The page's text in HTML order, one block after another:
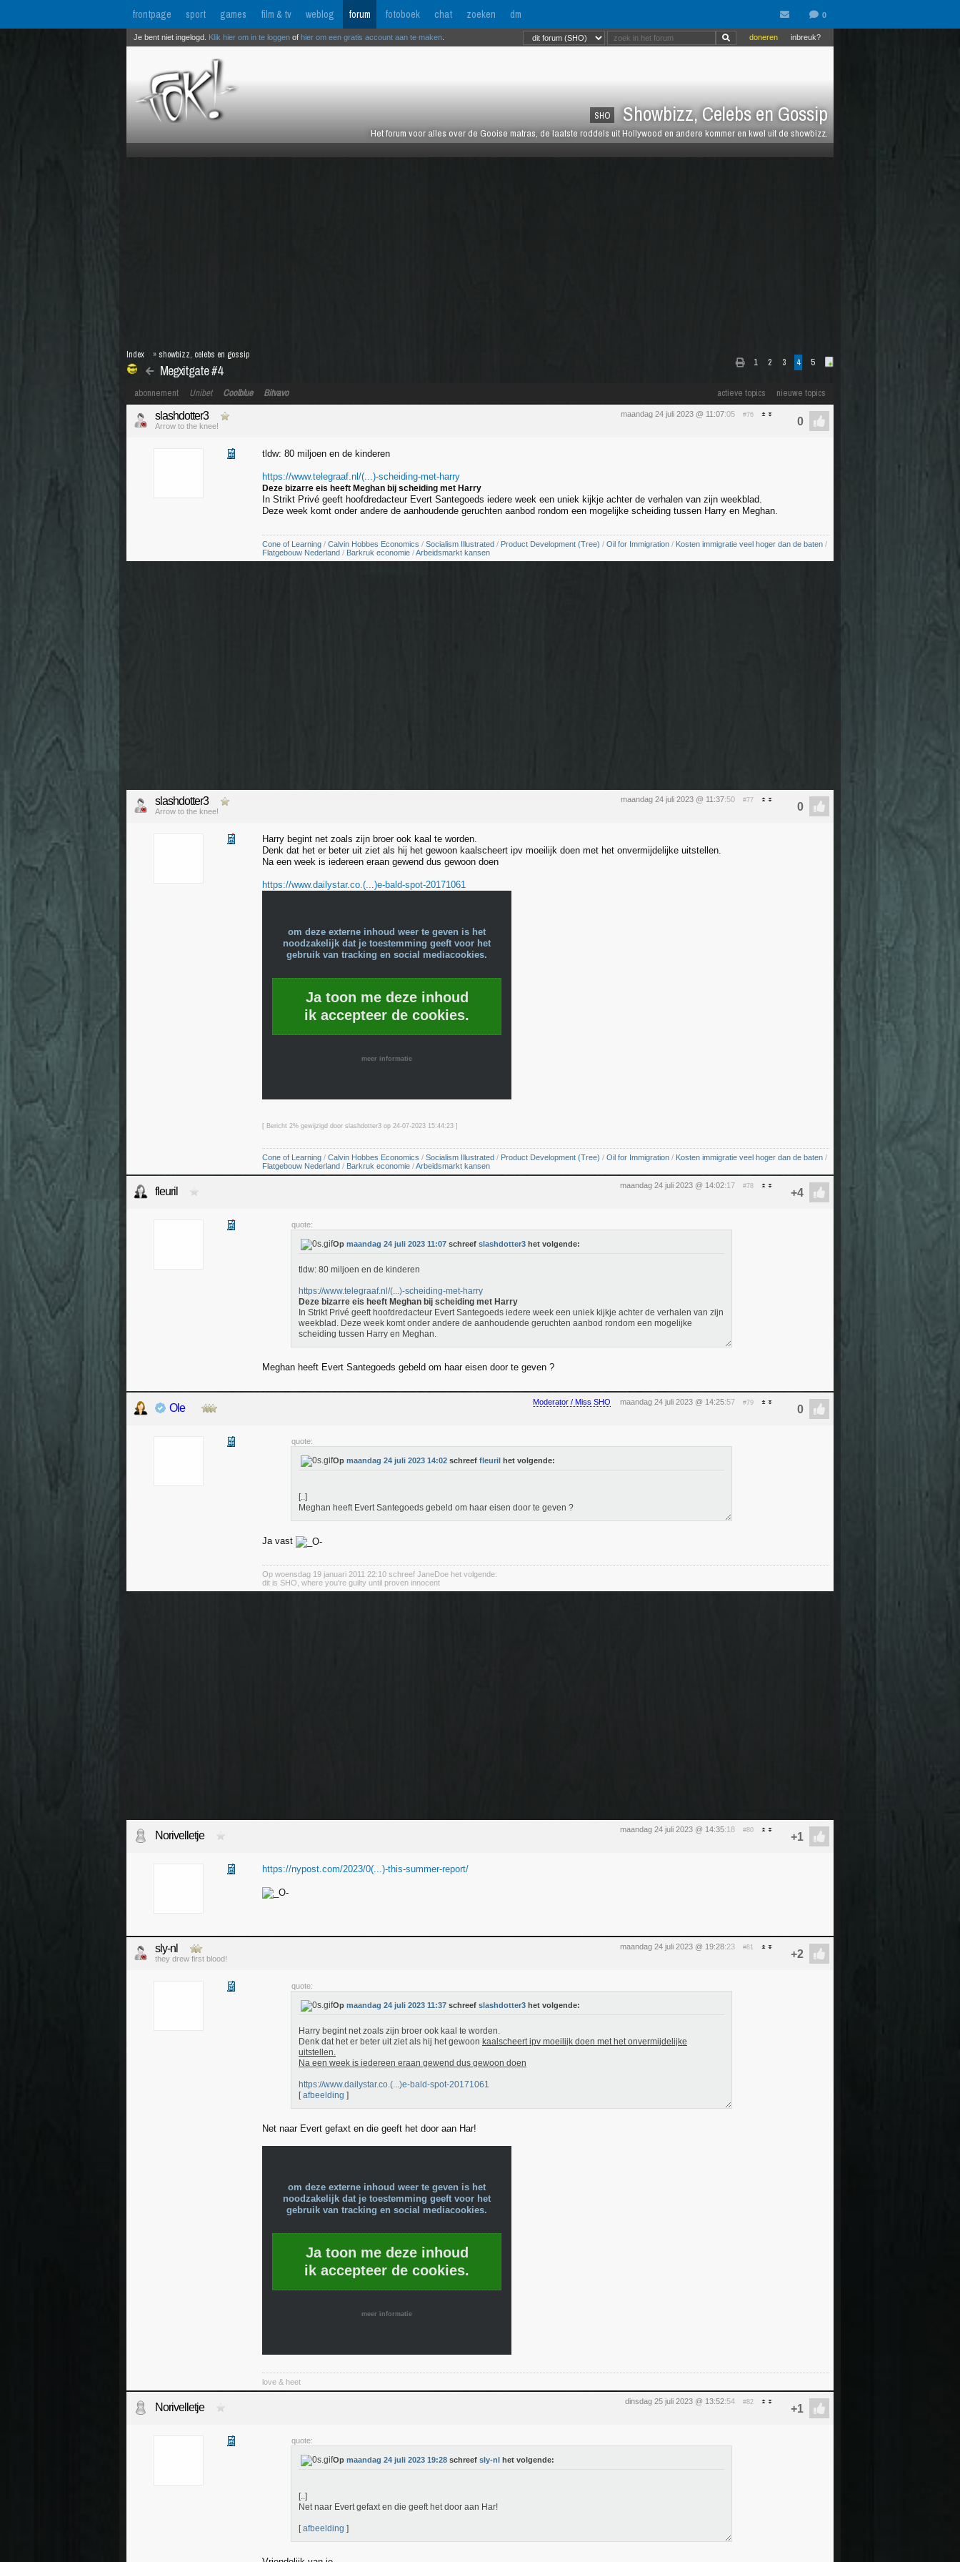
frontpage sport games film & tv weblog forum fotoboek chat zoeken dm
SHO Showbizz, Celebs en Gossip
Het forum voor alles over de Gooise matras, de laatste roddels uit Hollywood en andere kommer en kwel uit de showbizz.
inbreuk?
doneren
Je bent niet ingelogd. Klik hier om in te loggen of hier om een gratis account aan te maken
1 2 3 4 5
Megxitgate #4
Index » showbizz, celebs en gossip
actieve topics nieuwe topics
abonnement Unibet Coolblue Bitvavo
maandag 24 juli 2023 @ 11:07:05 #76
slashdotter3
Arrow to the knee!
tldw: 80 miljoen en de kinderen
https://www.telegraaf.nl/(...)-scheiding-met-harry
Deze bizarre eis heeft Meghan bij scheiding met Harry
In Strikt Privé geeft hoofdredacteur Evert Santegoeds iedere week een uniek kijkje achter de verhalen van zijn weekblad.
Deze week komt onder andere de aanhoudende geruchten aanbod rondom een mogelijke scheiding tussen Harry en Meghan.
Cone of Learning / Calvin Hobbes Economics / Socialism Illustrated / Product Development (Tree) / Oil for Immigration / Kosten immigratie veel hoger dan de baten /
Flatgebouw Nederland / Barkruk economie /Arbeidsmarkt kansen
maandag 24 juli 2023 @ 11:37:50 #77
slashdotter3
Arrow to the knee!
Harry begint net zoals zijn broer ook kaal te worden.
Denk dat het er beter uit ziet als hij het gewoon kaalscheert ipv moeilijk doen met het onvermijdelijke uitstellen.
Na een week is iedereen eraan gewend dus gewoon doen
https://www.dailystar.co.(...)e-bald-spot-20171061
om deze externe inhoud weer te geven is het
noodzakelijk dat je toestemming geeft voor het
gebruik van tracking en social mediacookies.
Ja toon me deze inhoud
ik accepteer de cookies.
meer informatie
[ Bericht 2% gewijzigd door slashdotter3 op 24-07-2023 15:44:23 ]
Cone of Learning / Calvin Hobbes Economics / Socialism Illustrated / Product Development (Tree) / Oil for Immigration / Kosten immigratie veel hoger dan de baten /
Flatgebouw Nederland / Barkruk economie /Arbeidsmarkt kansen
maandag 24 juli 2023 @ 14:02:17 #78
fleuril
quote:
Op maandag 24 juli 2023 11:07 schreef slashdotter3 het volgende:
tldw: 80 miljoen en de kinderen
https://www.telegraaf.nl/(...)-scheiding-met-harry
Deze bizarre eis heeft Meghan bij scheiding met Harry
In Strikt Privé geeft hoofdredacteur Evert Santegoeds iedere week een uniek kijkje achter de verhalen van zijn
weekblad. Deze week komt onder andere de aanhoudende geruchten aanbod rondom een mogelijke
scheiding tussen Harry en Meghan.
Meghan heeft Evert Santegoeds gebeld om haar eisen door te geven ?
Moderator / Miss SHO maandag 24 juli 2023 @ 14:25:57 #79
Ole
quote:
Op maandag 24 juli 2023 14:02 schreef fleuril het volgende:
[..]
Meghan heeft Evert Santegoeds gebeld om haar eisen door te geven ?
Ja vast
Op woensdag 19 januari 2011 22:10 schreef JaneDoe het volgende:
dit is SHO, where you're guilty until proven innocent
maandag 24 juli 2023 @ 14:35:18 #80
Norivelletje
https://nypost.com/2023/0(...)-this-summer-report/
maandag 24 juli 2023 @ 19:28:23 #81
sly-nl
they drew first blood!
quote:
Op maandag 24 juli 2023 11:37 schreef slashdotter3 het volgende:
Harry begint net zoals zijn broer ook kaal te worden.
Denk dat het er beter uit ziet als hij het gewoon kaalscheert ipv moeilijk doen met het onvermijdelijke
uitstellen.
Na een week is iedereen eraan gewend dus gewoon doen
https://www.dailystar.co.(...)e-bald-spot-20171061
[afbeelding ]
Net naar Evert gefaxt en die geeft het door aan Har!
om deze externe inhoud weer te geven is het
noodzakelijk dat je toestemming geeft voor het
gebruik van tracking en social mediacookies.
Ja toon me deze inhoud
ik accepteer de cookies.
meer informatie
love & heet
dinsdag 25 juli 2023 @ 13:52:54 #82
Norivelletje
quote:
Op maandag 24 juli 2023 19:28 schreef sly-nl het volgende:
[..]
Net naar Evert gefaxt en die geeft het door aan Har!
[afbeelding ]